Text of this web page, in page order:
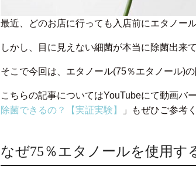
最近、どのお店に行っても入店前にエタノー
しかし、目に見えない細菌が本当に除菌出来
そこで今回は、エタノール(75％エタノール)
こちらの記事についてはYouTubeにて動画バ
除菌できるの？【実証実験】
」もぜひご参考
なぜ75％エタノールを使用す